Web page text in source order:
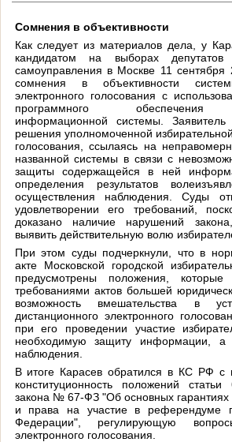
Сомнения в объективности
Как следует из материалов дела, у
кандидатом на выборах депутатов
самоуправления в Москве 11 сентября
сомнения в объективности
электронного голосования с
программного обеспечения
информационной системы.
решения уполномоченной
голосования, ссылаясь на
названной системы в связи с
защиты содержащейся в ней
определения результатов
осуществления наблюдения. Суды
удовлетворении его требований,
доказано наличие нарушений
выявить действительную волю
При этом суды подчеркнули, что в
акте Московской городской
предусмотрены положения,
требованиями актов большей
возможность вмешательства в
дистанционного электронного
при его проведении участие
необходимую защиту информации, а
наблюдения.
В итоге Карасев обратился в КС РФ с
конституционность положений
закона № 67-ФЗ "Об основных гарантиях
и права на участие в референдуме
Федерации", регулирующую
электронного голосования.